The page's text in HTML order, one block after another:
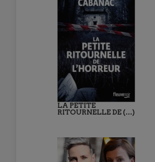
LA PETITE
RITOURNELLE DE (…)